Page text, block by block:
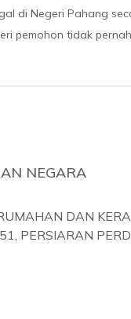
di Negeri Pahang
pemohon tidak
NEGARA
DAN
PERSIARAN